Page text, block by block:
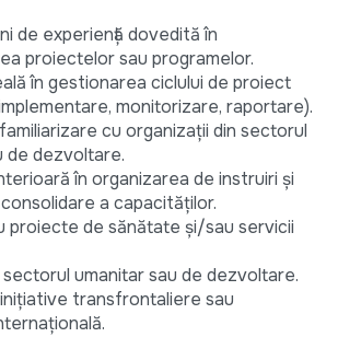
de experiență dovedită în
proiectelor sau programelor.
în gestionarea ciclului de proiect
monitorizare, raportare).
cu organizații din sectorul
de dezvoltare.
în organizarea de instruiri și
a capacităților.
proiecte de sănătate și/sau servicii
sectorul umanitar sau de dezvoltare.
transfrontaliere sau